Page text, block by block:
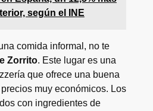
según el INE
comida informal, no te
Zorrito. Este lugar es una
que ofrece una buena
muy económicos. Los
con ingredientes de